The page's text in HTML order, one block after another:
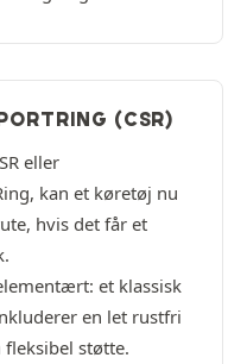
(CSR)
eller
kan et køretøj nu
hvis det får et
et klassisk
en let rustfri
støtte.